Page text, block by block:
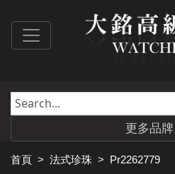
更多品牌
首頁 > 法式珍珠 > Pr2262779